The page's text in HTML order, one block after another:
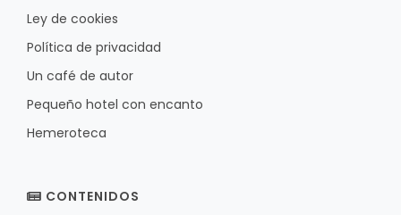
Ley de cookies
Política de privacidad
Un café de autor
Pequeño hotel con encanto
Hemeroteca
CONTENIDOS